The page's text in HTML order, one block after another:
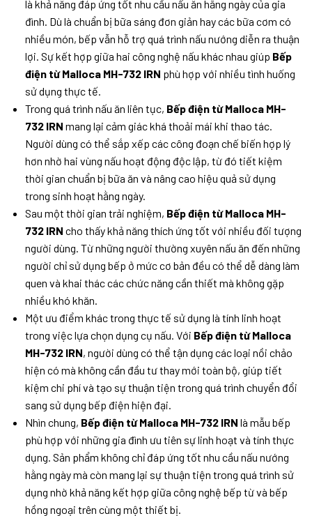
là khả năng đáp ứng tốt nhu cầu nấu ăn hằng ngày của gia
đình. Dù là chuẩn bị bữa sáng đơn giản hay các bữa cơm có
nhiều món, bếp vẫn hỗ trợ quá trình nấu nướng diễn ra thuận
lợi. Sự kết hợp giữa hai công nghệ nấu khác nhau giúp Bếp
điện từ Malloca MH-732 IRN phù hợp với nhiều tình huống
sử dụng thực tế.
Trong quá trình nấu ăn liên tục, Bếp điện từ Malloca MH-
732 IRN mang lại cảm giác khá thoải mái khi thao tác.
Người dùng có thể sắp xếp các công đoạn chế biến hợp lý
hơn nhờ hai vùng nấu hoạt động độc lập, từ đó tiết kiệm
thời gian chuẩn bị bữa ăn và nâng cao hiệu quả sử dụng
trong sinh hoạt hằng ngày.
Sau một thời gian trải nghiệm, Bếp điện từ Malloca MH-
732 IRN cho thấy khả năng thích ứng tốt với nhiều đối tượng
người dùng. Từ những người thường xuyên nấu ăn đến những
người chỉ sử dụng bếp ở mức cơ bản đều có thể dễ dàng làm
quen và khai thác các chức năng cần thiết mà không gặp
nhiều khó khăn.
Một ưu điểm khác trong thực tế sử dụng là tính linh hoạt
trong việc lựa chọn dụng cụ nấu. Với Bếp điện từ Malloca
MH-732 IRN, người dùng có thể tận dụng các loại nồi chảo
hiện có mà không cần đầu tư thay mới toàn bộ, giúp tiết
kiệm chi phí và tạo sự thuận tiện trong quá trình chuyển đổi
sang sử dụng bếp điện hiện đại.
Nhìn chung, Bếp điện từ Malloca MH-732 IRN là mẫu bếp
phù hợp với những gia đình ưu tiên sự linh hoạt và tính thực
dụng. Sản phẩm không chỉ đáp ứng tốt nhu cầu nấu nướng
hằng ngày mà còn mang lại sự thuận tiện trong quá trình sử
dụng nhờ khả năng kết hợp giữa công nghệ bếp từ và bếp
hồng ngoại trên cùng một thiết bị.